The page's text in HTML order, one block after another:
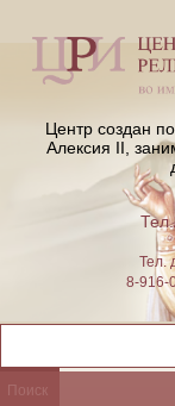
Центр создан
Алексия II,
Тел.
8-916-